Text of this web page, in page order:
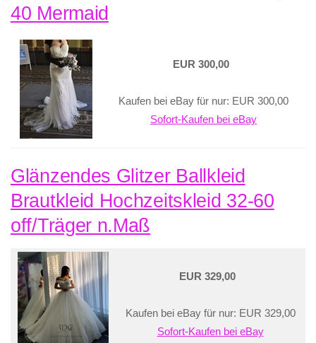
40 Mermaid
EUR 300,00
Kaufen bei eBay für nur: EUR 300,00
Sofort-Kaufen bei eBay
Glänzendes Glitzer Ballkleid
Brautkleid Hochzeitskleid 32-60
off/Träger n.Maß
EUR 329,00
Kaufen bei eBay für nur: EUR 329,00
Sofort-Kaufen bei eBay